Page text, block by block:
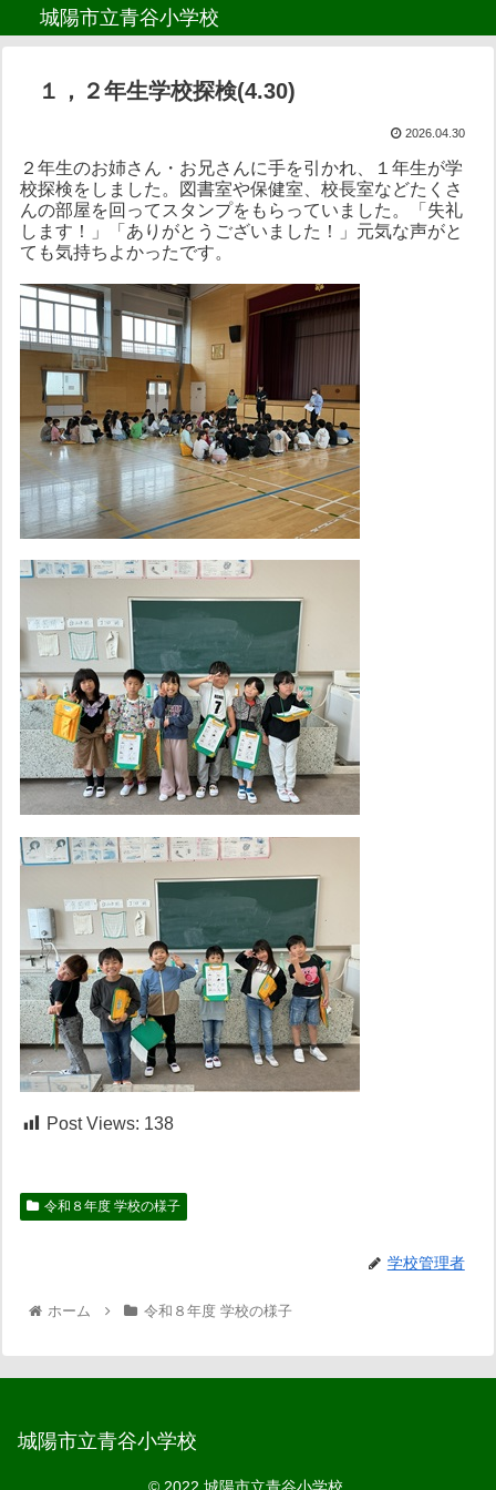
城陽市立青谷小学校
１，２年生学校探検(4.30)
2026.04.30
２年生のお姉さん・お兄さんに手を引かれ、１年生が学
校探検をしました。図書室や保健室、校長室などたくさ
んの部屋を回ってスタンプをもらっていました。「失礼
します！」「ありがとうございました！」元気な声がと
ても気持ちよかったです。
Post Views: 138
令和８年度 学校の様子
学校管理者
ホーム 令和８年度 学校の様子
城陽市立青谷小学校
© 2022 城陽市立青谷小学校.